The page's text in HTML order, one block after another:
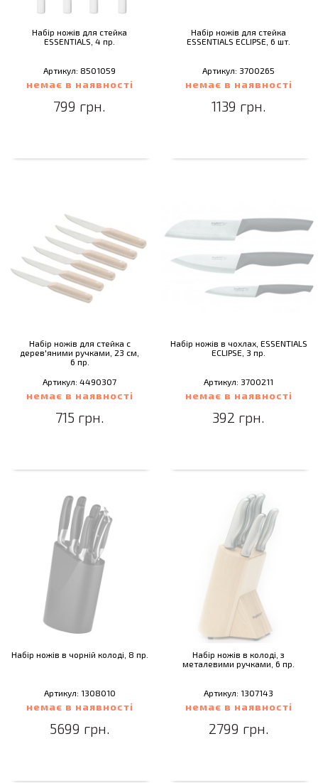
Набір ножів для стейка
ESSENTIALS, 4 пр.
Артикул: 8501059
немає в наявності
799 грн.
Набір ножів для стейка
ESSENTIALS ECLIPSE, 6 шт.
Артикул: 3700265
немає в наявності
1139 грн.
Набір ножів для стейка c
дерев'яними ручками, 23 см,
6 пр.
Артикул: 4490307
немає в наявності
715 грн.
Набір ножів в чохлах, ESSENTIALS
ECLIPSE, 3 пр.
Артикул: 3700211
немає в наявності
392 грн.
Набір ножів в чорній колоді, 8 пр.
Артикул: 1308010
немає в наявності
5699 грн.
Набір ножів в колоді, з
металевими ручками, 6 пр.
Артикул: 1307143
немає в наявності
2799 грн.